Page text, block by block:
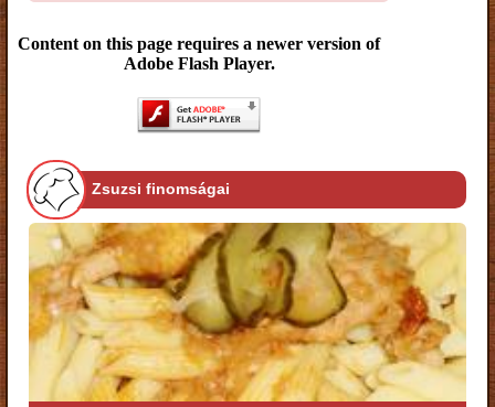
Content on this page requires a newer version of
Adobe Flash Player.
Zsuzsi finomságai